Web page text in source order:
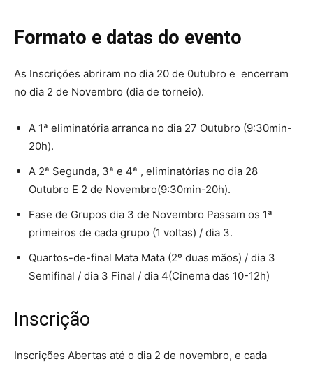
Formato e datas do evento
As Inscrições abriram no dia 20 de 0utubro e encerram
no dia 2 de Novembro (dia de torneio).
A 1ª eliminatória arranca no dia 27 Outubro (9:30min-
20h).
A 2ª Segunda, 3ª e 4ª , eliminatórias no dia 28
Outubro E 2 de Novembro(9:30min-20h).
Fase de Grupos dia 3 de Novembro Passam os 1ª
primeiros de cada grupo (1 voltas) / dia 3.
Quartos-de-final Mata Mata (2º duas mãos) / dia 3
Semifinal / dia 3 Final / dia 4(Cinema das 10-12h)
Inscrição
Inscrições Abertas até o dia 2 de novembro, e cada